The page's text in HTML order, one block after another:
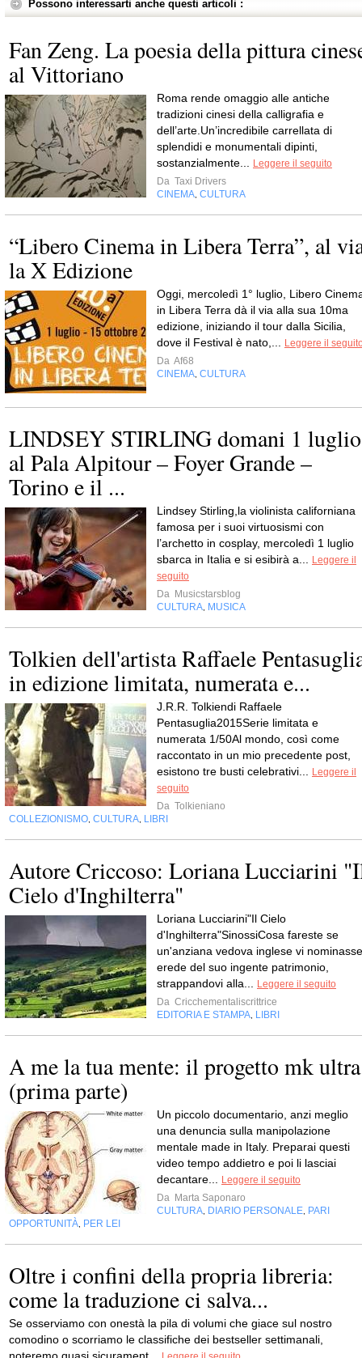
Possono interessarti anche questi articoli :
Fan Zeng. La poesia della pittura
al Vittoriano
Roma rende omaggio alle antiche
tradizioni cinesi della calligrafia e
dell’arte.Un’incredibile carrellata di
splendidi e monumentali dipinti,
sostanzialmente...
Leggere il seguito
Da Taxi Drivers
CINEMA CULTURA
“Libero Cinema in Libera Terra”, al
la X Edizione
Oggi, mercoledì 1° luglio, Libero
in Libera Terra dà il via alla sua 10ma
edizione, iniziando il tour dalla Sicilia,
dove il Festival è nato,...
Leggere il
Da Af68
CINEMA CULTURA
LINDSEY STIRLING domani 1 luglio
al Pala Alpitour – Foyer Grande –
Torino e il ...
Lindsey Stirling,la violinista californiana
famosa per i suoi virtuosismi con
l’archetto in cosplay, mercoledì 1 luglio
sbarca in Italia e si esibirà a...
Leggere il
seguito
Da Musicstarsblog
CULTURA MUSICA
Tolkien dell'artista Raffaele
in edizione limitata, numerata e...
J.R.R. Tolkiendi Raffaele
Pentasuglia2015Serie limitata e
numerata 1/50Al mondo, così come
raccontato in un mio precedente post,
esistono tre busti celebrativi...
Leggere il
seguito
Da Tolkieniano
COLLEZIONISMO CULTURA LIBRI
Autore Criccoso: Loriana Lucciarini
Cielo d'Inghilterra"
Loriana Lucciarini"Il Cielo
d'Inghilterra"SinossiCosa fareste se
un'anziana vedova inglese vi nominasse
erede del suo ingente patrimonio,
strappandovi alla...
Leggere il seguito
Da Cricchementaliscrittrice
EDITORIA E STAMPA LIBRI
A me la tua mente: il progetto mk ultra
(prima parte)
Un piccolo documentario, anzi meglio
una denuncia sulla manipolazione
mentale made in Italy. Preparai questi
video tempo addietro e poi li lasciai
decantare...
Leggere il seguito
Da Marta Saponaro
CULTURA DIARIO PERSONALE PARI
OPPORTUNITÀ PER LEI
Oltre i confini della propria libreria:
come la traduzione ci salva...
Se osserviamo con onestà la pila di volumi che giace sul nostro
comodino o scorriamo le classifiche dei bestseller settimanali,